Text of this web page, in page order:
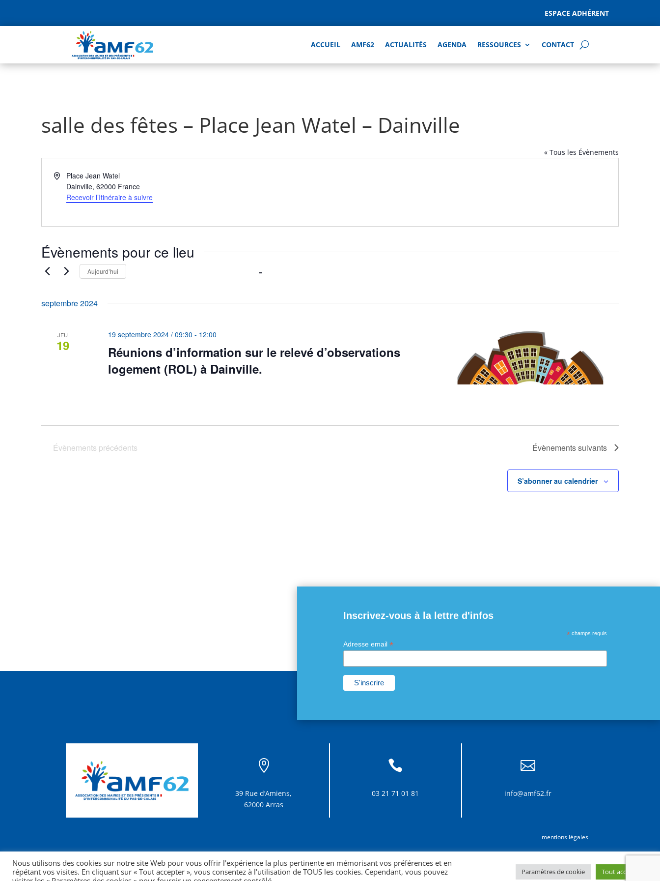
ESPACE ADHÉRENT
ACCUEIL AMF62 ACTUALITÉS AGENDA RESSOURCES CONTACT
salle des fêtes – Place Jean Watel – Dainville
« Tous les Évènements
AdressePlace Jean Watel
Dainville, 62000 France
Recevoir l’Itinéraire à suivre
Évènements pour ce lieu
Aujourd’hui -
septembre 2024
JEU
19
Réunions d’information sur le relevé d’observations
logement (ROL) à Dainville.
19 septembre 2024 / 09:30 - 12:00
Évènements précédents Évènementssuivants
S’abonner au calendrier
Inscrivez-vous à la lettre d'infos
* champs requis
Adresse email *

39 Rue d’Amiens,
62000 Arras

03 21 71 01 81

info@amf62.fr
mentions légales
Nous utilisons des cookies sur notre site Web pour vous offrir l'expérience la plus pertinente en mémorisant vos préférences et en
répétant vos visites. En cliquant sur « Tout accepter », vous consentez à l'utilisation de TOUS les cookies. Cependant, vous pouvez
Paramètres de cookie Tout accepter